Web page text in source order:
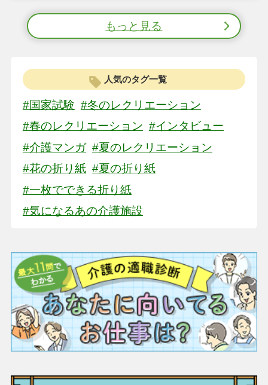
もっと見る
人気のタグ一覧
#国家試験 #冬のレクリエーション
#春のレクリエーション #インタビュー
#介護マンガ #夏のレクリエーション
#花の折り紙 #夏の折り紙
#一枚でできる折り紙
#気になるあの介護施設